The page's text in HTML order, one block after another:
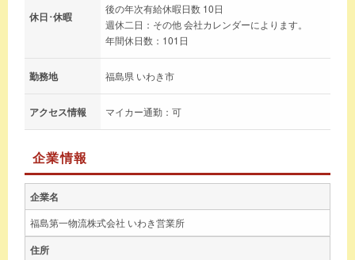
休日･休暇
後の年次有給休暇日数 10日
週休二日：その他 会社カレンダーによります。
年間休日数：101日
勤務地 福島県 いわき市
アクセス情報 マイカー通勤：可
企業情報
企業名
福島第一物流株式会社 いわき営業所
住所